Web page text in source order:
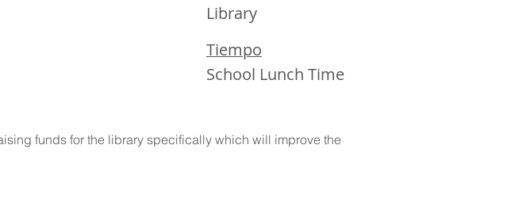
funds for the library specifically which will improve the
Library
Tiempo
School Lunch Time